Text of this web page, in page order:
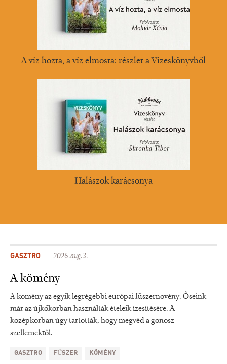
A víz hozta, a víz elmosta: részlet a Vizeskönyvből
Halászok karácsonya
GASZTRO 2026.aug.3.
A kömény
A kömény az egyik legrégebbi európai fűszernövény. Őseink
már az újkőkorban használták ételeik ízesítésére. A
középkorban úgy tartották, hogy megvéd a gonosz
szellemektől.
GASZTRO FŰSZER KÖMÉNY